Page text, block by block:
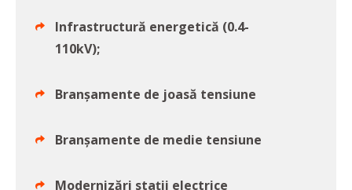
Infrastructură energetică (0.4-
110kV);
Branșamente de joasă tensiune
Branșamente de medie tensiune
Modernizări stații electrice